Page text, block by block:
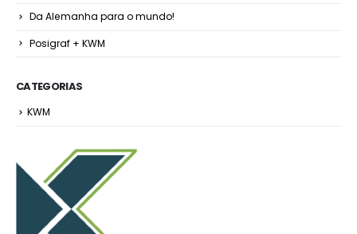
Da Alemanha para o mundo!
Posigraf + KWM
CATEGORIAS
KWM